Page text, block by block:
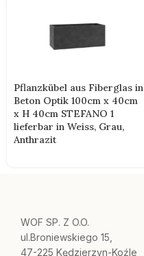
Pflanzkübel aus Fiberglas in
Beton Optik 100cm x 40cm
x H 40cm STEFANO 1
lieferbar in Weiss, Grau,
Anthrazit
WOF SP. Z O.O.
ul.Broniewskiego 15,
47-225 Kędzierzyn-Koźle